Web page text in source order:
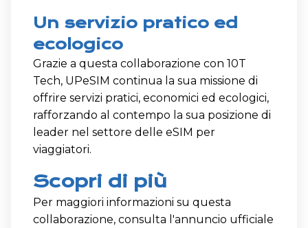
Un servizio pratico ed
ecologico
Grazie a questa collaborazione con 10T
Tech, UPeSIM continua la sua missione di
offrire servizi pratici, economici ed ecologici,
rafforzando al contempo la sua posizione di
leader nel settore delle eSIM per
viaggiatori.
Scopri di più
Per maggiori informazioni su questa
collaborazione, consulta l'annuncio ufficiale